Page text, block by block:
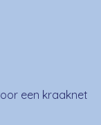
een kraaknet